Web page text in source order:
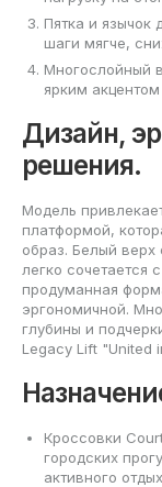
Пятка и язычок
шаги мягче,
Многослойный
ярким
Дизайн,
решения.
Модель
платформой,
образ. Белый
легко сочетается
продуманная
эргономичной.
глубины и
Legacy Lift "United
Кроссовки
городских
активного